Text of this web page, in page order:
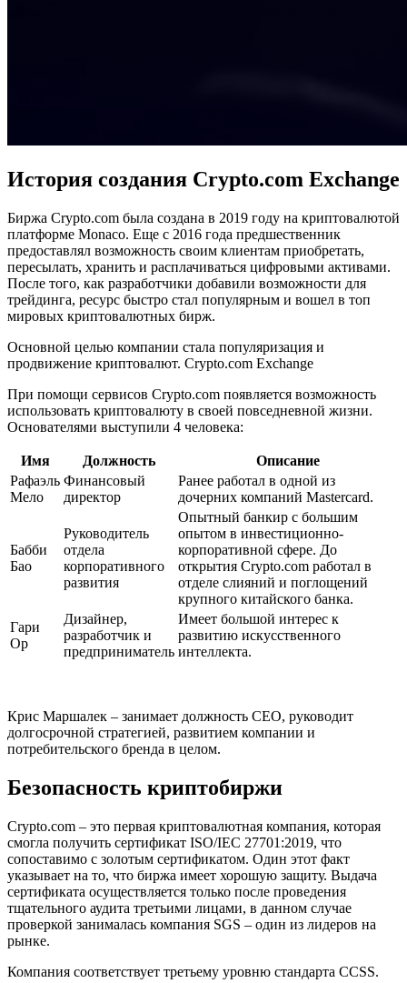
История создания Crypto.com Exchange
Биржа Crypto.com была создана в 2019 году на криптовалютой
платформе Monaco. Еще с 2016 года предшественник
предоставлял возможность своим клиентам приобретать,
пересылать, хранить и расплачиваться цифровыми активами.
После того, как разработчики добавили возможности для
трейдинга, ресурс быстро стал популярным и вошел в топ
мировых криптовалютных бирж.
Основной целью компании стала популяризация и
продвижение криптовалют. Crypto.com Exchаnge
При помощи сервисов Crypto.com появляется возможность
использовать криптовалюту в своей повседневной жизни.
Основателями выступили 4 человека:
Имя Должность
Описание
Рафаэль
Мело
Финансовый
директор
Ранее работал в одной из
дочерних компаний Mastercard.
Бабби
Бао
Руководитель
отдела
корпоративного
развития
Опытный банкир с большим
опытом в инвестиционно-
корпоративной сфере. До
открытия Crypto.com работал в
отделе слияний и поглощений
крупного китайского банка.
Гари
Ор
Дизайнер,
разработчик и
предприниматель
Имеет большой интерес к
развитию искусственного
интеллекта.
Крис Маршалек – занимает должность СЕО, руководит
долгосрочной стратегией, развитием компании и
потребительского бренда в целом.
Безопасность криптобиржи
Crypto.сom – это первая криптовалютная компания, которая
смогла получить сертификат ISO/IEC 27701:2019, что
сопоставимо с золотым сертификатом. Один этот факт
указывает на то, что биржа имеет хорошую защиту. Выдача
сертификата осуществляется только после проведения
тщательного аудита третьими лицами, в данном случае
проверкой занималась компания SGS – один из лидеров на
рынке.
Компания соответствует третьему уровню стандарта CCSS.